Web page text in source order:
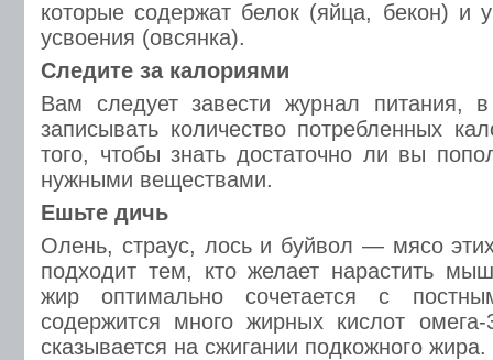
которые содержат белок (яйца, бекон) и
усвоения (овсянка).
Следите за калориями
Вам следует завести журнал питания,
записывать количество потребленных
того, чтобы знать достаточно ли вы
нужными веществами.
Ешьте дичь
Олень, страус, лось и буйвол — мясо
подходит тем, кто желает нарастить
жир оптимально сочетается с
содержится много жирных кислот
сказывается на сжигании подкожного жира.